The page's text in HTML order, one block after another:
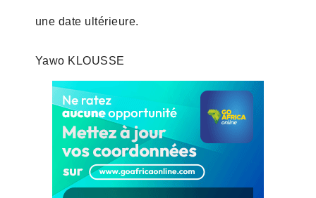
une date ultérieure.
Yawo KLOUSSE